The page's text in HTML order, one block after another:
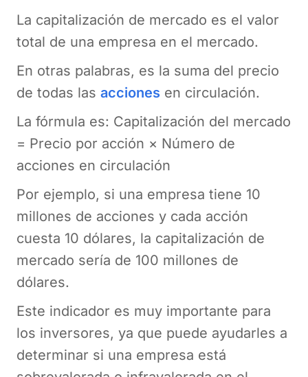
La capitalización de mercado es el valor
total de una empresa en el mercado.
En otras palabras, es la suma del precio
de todas las acciones en circulación.
La fórmula es: Capitalización del mercado
= Precio por acción × Número de
acciones en circulación
Por ejemplo, si una empresa tiene 10
millones de acciones y cada acción
cuesta 10 dólares, la capitalización de
mercado sería de 100 millones de
dólares.
Este indicador es muy importante para
los inversores, ya que puede ayudarles a
determinar si una empresa está